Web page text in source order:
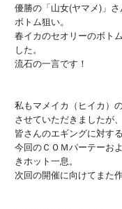
優勝の「山女(ヤマメ)」
ボトム狙い。
春イカのセオリーのボト
した。
流石の一言です！
私もマメイカ（ヒイカ）
させていただきましたが、
皆さんのエギングに対す
今回のＣＯＭパーテーお
きホット一息。
次回の開催に向けてまた